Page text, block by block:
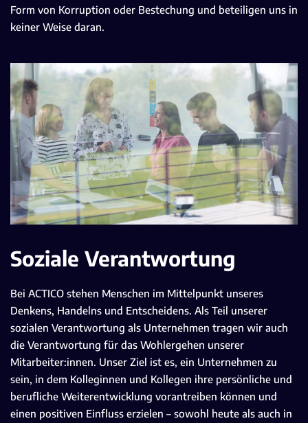
Form von Korruption oder Bestechung und beteiligen uns in
keiner Weise daran.
Soziale Verantwortung
Bei ACTICO stehen Menschen im Mittelpunkt unseres
Denkens, Handelns und Entscheidens. Als Teil unserer
sozialen Verantwortung als Unternehmen tragen wir auch
die Verantwortung für das Wohlergehen unserer
Mitarbeiter:innen. Unser Ziel ist es, ein Unternehmen zu
sein, in dem Kolleginnen und Kollegen ihre persönliche und
berufliche Weiterentwicklung vorantreiben können und
einen positiven Einfluss erzielen – sowohl heute als auch in